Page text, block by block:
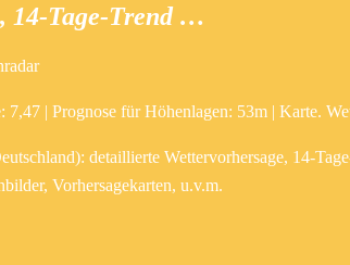
14-Tage-Trend …
| Prognose für Höhenlagen: 53m | Karte.
detaillierte Wettervorhersage, 14-
Vorhersagekarten, u.v.m.